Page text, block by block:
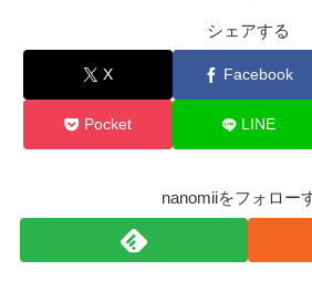
シェアする
X Facebook
Pocket LINE
nanomiiをフォロー